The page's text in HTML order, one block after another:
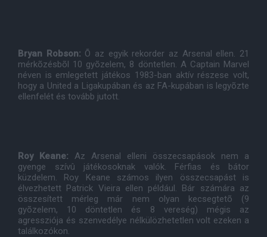
Bryan Robson: Õ az egyik rekorder az Arsenal ellen. 21
mérkõzésbõl 10 gyõzelem, 8 döntetlen. A Captain Marvel
néven is emlegetett játékos 1983-ban aktív részese volt,
hogy a United a Ligakupában és az FA-kupában is legyõzte
ellenfelét és tovább jutott.
Roy Keane: Az Arsenal elleni összecsapások nem a
gyenge szívû játékosoknak valók. Férfias és bátor
küzdelem. Roy Keane számos ilyen összecsapást is
élvezhetett Patrick Vieira ellen például. Bár számára az
összesített mérleg már nem olyan kecsegtetõ (9
gyõzelem, 10 döntetlen és 8 vereség) mégis az
agressziója és szenvedélye nélkülözhetetlen volt ezeken a
találkozókon.